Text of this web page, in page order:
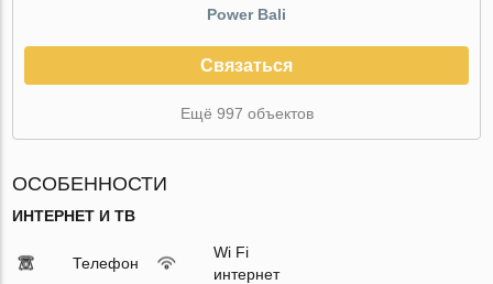
Power Bali
Связаться
Ещё 997 объектов
ОСОБЕННОСТИ
ИНТЕРНЕТ И ТВ
Телефон
Wi Fi
интернет